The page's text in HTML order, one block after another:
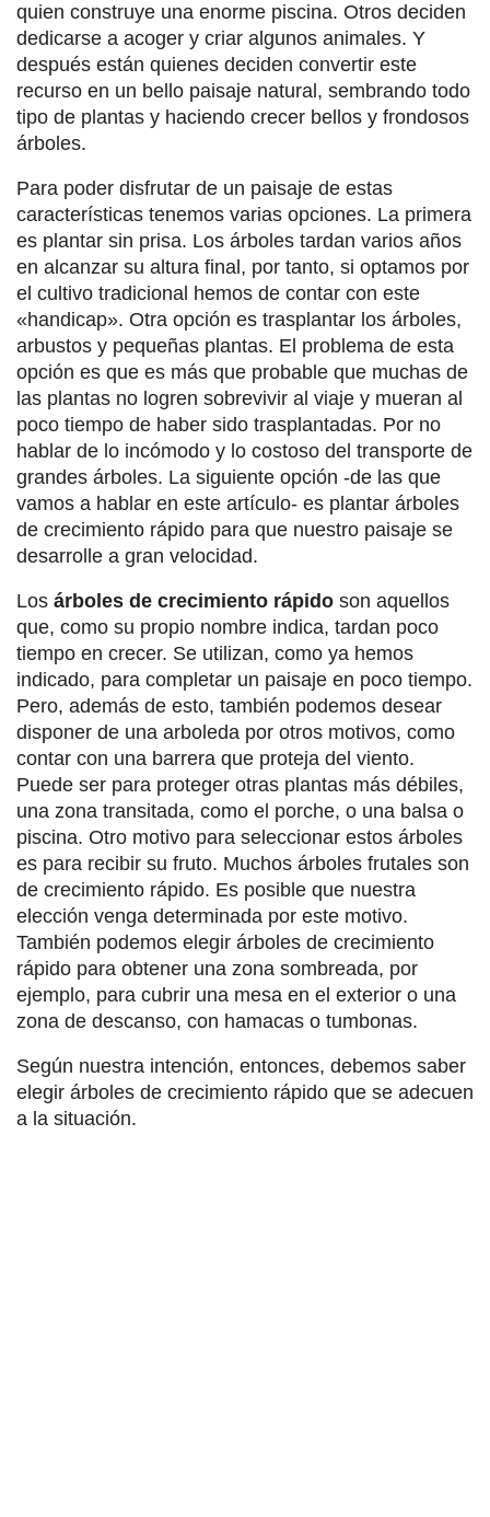
quien construye una enorme piscina. Otros deciden
dedicarse a acoger y criar algunos animales. Y
después están quienes deciden convertir este
recurso en un bello paisaje natural, sembrando todo
tipo de plantas y haciendo crecer bellos y frondosos
árboles.
Para poder disfrutar de un paisaje de estas
características tenemos varias opciones. La primera
es plantar sin prisa. Los árboles tardan varios años
en alcanzar su altura final, por tanto, si optamos por
el cultivo tradicional hemos de contar con este
«handicap». Otra opción es trasplantar los árboles,
arbustos y pequeñas plantas. El problema de esta
opción es que es más que probable que muchas de
las plantas no logren sobrevivir al viaje y mueran al
poco tiempo de haber sido trasplantadas. Por no
hablar de lo incómodo y lo costoso del transporte de
grandes árboles. La siguiente opción -de las que
vamos a hablar en este artículo- es plantar árboles
de crecimiento rápido para que nuestro paisaje se
desarrolle a gran velocidad.
Los árboles de crecimiento rápido son aquellos
que, como su propio nombre indica, tardan poco
tiempo en crecer. Se utilizan, como ya hemos
indicado, para completar un paisaje en poco tiempo.
Pero, además de esto, también podemos desear
disponer de una arboleda por otros motivos, como
contar con una barrera que proteja del viento.
Puede ser para proteger otras plantas más débiles,
una zona transitada, como el porche, o una balsa o
piscina. Otro motivo para seleccionar estos árboles
es para recibir su fruto. Muchos árboles frutales son
de crecimiento rápido. Es posible que nuestra
elección venga determinada por este motivo.
También podemos elegir árboles de crecimiento
rápido para obtener una zona sombreada, por
ejemplo, para cubrir una mesa en el exterior o una
zona de descanso, con hamacas o tumbonas.
Según nuestra intención, entonces, debemos saber
elegir árboles de crecimiento rápido que se adecuen
a la situación.